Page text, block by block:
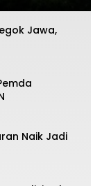
Jawa,
Naik Jadi